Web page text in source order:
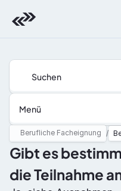
Menü
Suchen
Berufliche Facheignung /
Gibt es
die Teilnahme